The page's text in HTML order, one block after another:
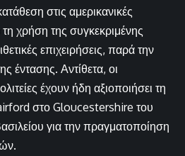
στις αμερικανικές
τη χρήση της συγκεκριμένης
επιχειρήσεις, παρά την
έντασης. Αντίθετα, οι
έχουν ήδη αξιοποιήσει τη
στο Gloucestershire του
για την πραγματοποίηση